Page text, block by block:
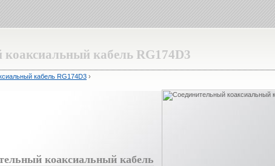
кабель RG174D3
кабель RG174D3 ›
коаксиальный кабель